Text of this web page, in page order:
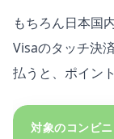
もちろん日本国
Visaのタッチ決
払うと、ポイン
対象のコンビ